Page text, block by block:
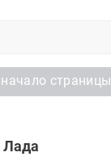
страницы
Лада